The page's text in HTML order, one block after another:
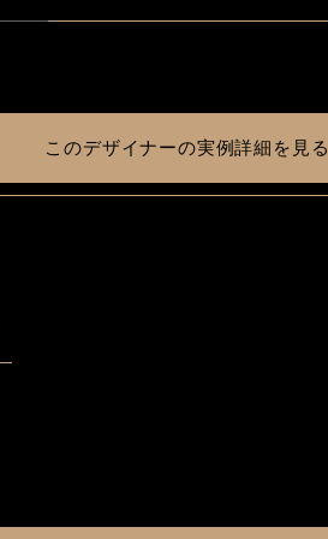
このデザイナーの実例詳細を見る